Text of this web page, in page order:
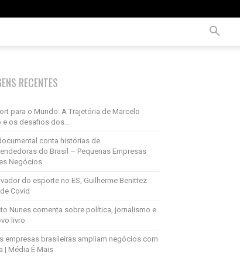
RECENTES
para o Mundo: A Trajetória de Marcelo
e os desafios dos...
conta histórias de
do Brasil – Pequenas Empresas
Negócios
do esporte no ES, Guilherme Benittez
Covid
Nunes comenta sobre política, jornalismo e
livro
empresas brasileiras ampliam negócios com
| Média É Mais